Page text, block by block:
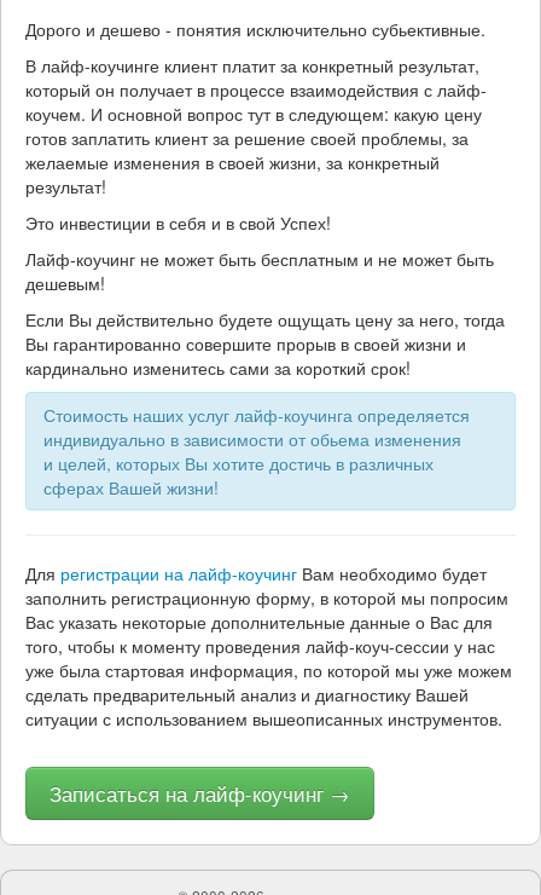
Дорого и дешево - понятия исключительно субьективные.
В лайф-коучинге клиент платит за конкретный результат,
который он получает в процессе взаимодействия с лайф-
коучем. И основной вопрос тут в следующем: какую цену
готов заплатить клиент за решение своей проблемы, за
желаемые изменения в своей жизни, за конкретный
результат!
Это инвестиции в себя и в свой Успех!
Лайф-коучинг не может быть бесплатным и не может быть
дешевым!
Если Вы действительно будете ощущать цену за него, тогда
Вы гарантированно совершите прорыв в своей жизни и
кардинально изменитесь сами за короткий срок!
Стоимость наших услуг лайф-коучинга определяется
индивидуально в зависимости от обьема изменения
и целей, которых Вы хотите достичь в различных
сферах Вашей жизни!
Для регистрации на лайф-коучинг Вам необходимо будет
заполнить регистрационную форму, в которой мы попросим
Вас указать некоторые дополнительные данные о Вас для
того, чтобы к моменту проведения лайф-коуч-сессии у нас
уже была стартовая информация, по которой мы уже можем
сделать предварительный анализ и диагностику Вашей
ситуации с использованием вышеописанных инструментов.
Записаться на лайф-коучинг →